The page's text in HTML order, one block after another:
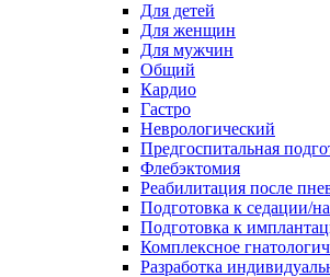
Для детей
Для женщин
Для мужчин
Общий
Кардио
Гастро
Неврологический
Предгоспитальная
Флебэктомия
Реабилитация после
Подготовка к седации/
Подготовка к
Комплексное
Разработка